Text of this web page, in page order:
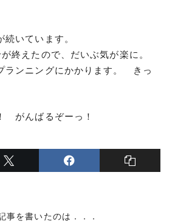
いています。
終えたので、だいぶ気が楽に。
ランニングにかかります。 きっ
がんばるぞーっ！
事を書いたのは．．．